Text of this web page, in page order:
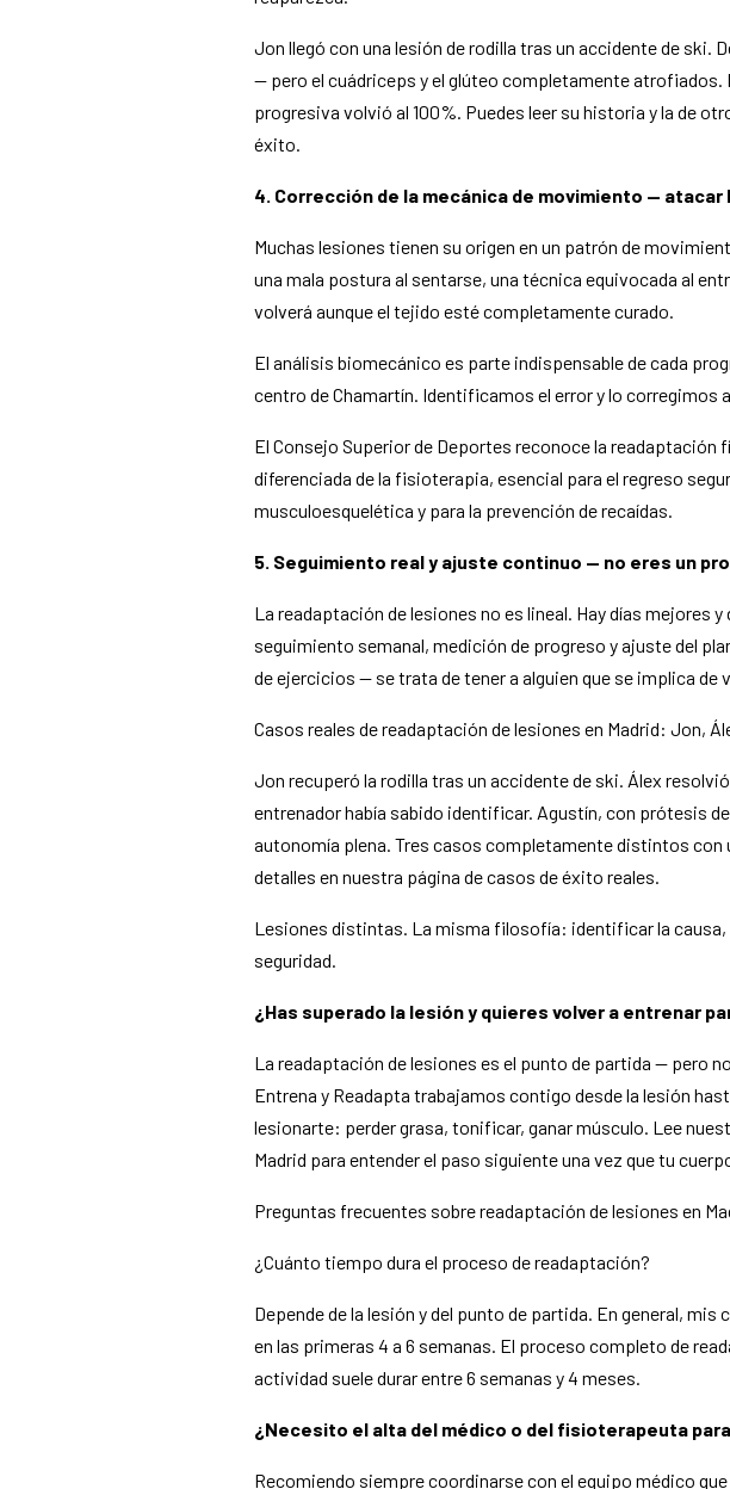
Jon llegó con una lesión de rodilla tras un accidente de ski.
— pero el cuádriceps y el glúteo completamente atrofiados.
progresiva volvió al 100%. Puedes leer su historia y la de
éxito.
4. Corrección de la mecánica de movimiento — atacar
Muchas lesiones tienen su origen en un patrón de
una mala postura al sentarse, una técnica equivocada al
volverá aunque el tejido esté completamente curado.
El análisis biomecánico es parte indispensable de cada
centro de Chamartín. Identificamos el error y lo corregimos
El Consejo Superior de Deportes reconoce la
diferenciada de la fisioterapia, esencial para el regreso
musculoesquelética y para la prevención de recaídas.
5. Seguimiento real y ajuste continuo — no eres un
La readaptación de lesiones no es lineal. Hay días mejores
seguimiento semanal, medición de progreso y ajuste del
de ejercicios — se trata de tener a alguien que se implica de
Casos reales de readaptación de lesiones en Madrid: Jon,
Jon recuperó la rodilla tras un accidente de ski. Álex
entrenador había sabido identificar. Agustín, con prótesis
autonomía plena. Tres casos completamente distintos con
detalles en nuestra página de casos de éxito reales.
Lesiones distintas. La misma filosofía: identificar la
seguridad.
¿Has superado la lesión y quieres volver a entrenar
La readaptación de lesiones es el punto de partida — pero
Entrena y Readapta trabajamos contigo desde la lesión
lesionarte: perder grasa, tonificar, ganar músculo. Lee
Madrid para entender el paso siguiente una vez que tu
Preguntas frecuentes sobre readaptación de lesiones en
¿Cuánto tiempo dura el proceso de readaptación?
Depende de la lesión y del punto de partida. En general,
en las primeras 4 a 6 semanas. El proceso completo de
actividad suele durar entre 6 semanas y 4 meses.
¿Necesito el alta del médico o del fisioterapeuta
Recomiendo siempre coordinarse con el equipo médico